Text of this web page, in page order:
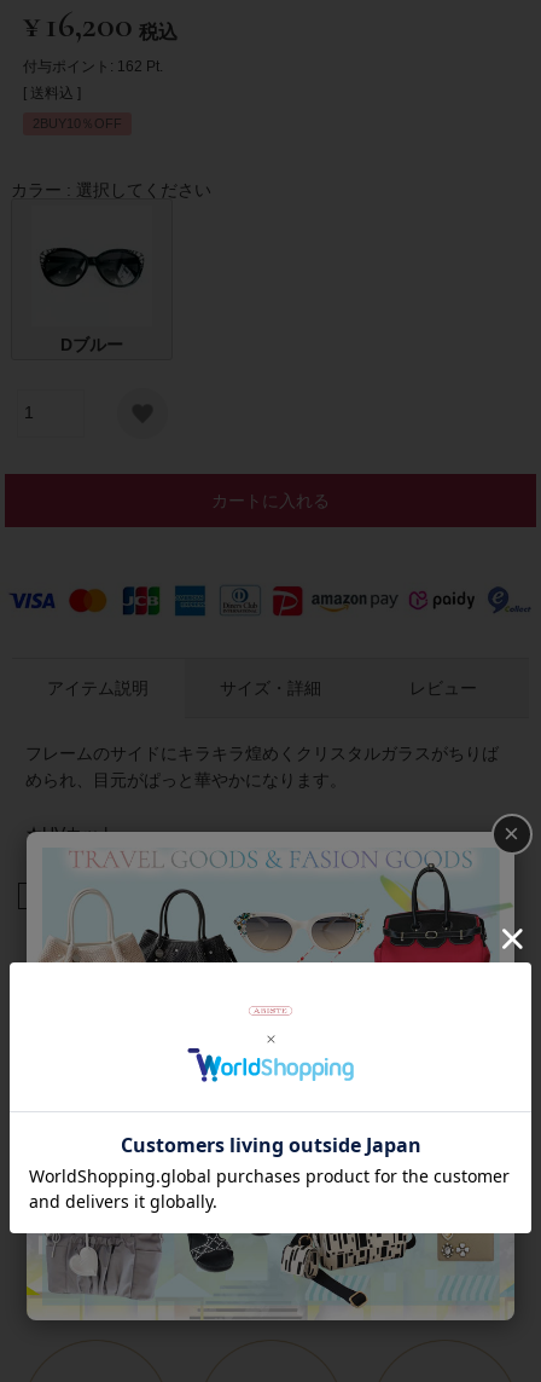
¥16,200 税込
付与ポイント: 162 Pt.
送料込
2BUY10％OFF
カラー 選択してください
Dブルー
カートに入れる
アイテム説明
フレームのサイドにキラキラ煌めくクリスタルガラスがちりば
められ、目元がぱっと華やかになります。
★UVカット
サイズ・詳細 レビュー
商品番号 7190004
Category
アイテムカテゴリー
×